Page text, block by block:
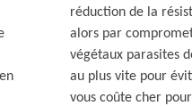
réduction de la
alors par
végétaux parasites
au plus vite pour
vous coûte cher